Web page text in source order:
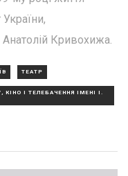
Кривохижа.
ТЕАТР
І ТЕЛЕБАЧЕННЯ ІМЕНІ І.